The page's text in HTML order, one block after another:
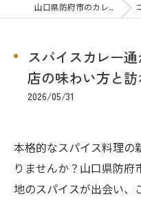
山口県防府市のカレーならカレー食堂コモやん コ
スパイスカレー
店の味わい方と
2026/05/31
本格的なスパイス料理の
りませんか？山口県防
地のスパイスが出会い、